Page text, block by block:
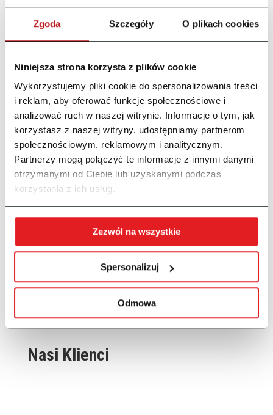
Zgoda Szczegóły O plikach cookies
Niniejsza strona korzysta z plików cookie
Wykorzystujemy pliki cookie do spersonalizowania treści
i reklam, aby oferować funkcje społecznościowe i
analizować ruch w naszej witrynie. Informacje o tym, jak
korzystasz z naszej witryny, udostępniamy partnerom
społecznościowym, reklamowym i analitycznym.
Partnerzy mogą połączyć te informacje z innymi danymi
otrzymanymi od Ciebie lub uzyskanymi podczas
korzystania z ich usług.
Zezwól na wszystkie
Spersonalizuj
Odmowa
Możliwość dołączania skanów, wersji
protokoły w kontroli, plany remontowe, rzuty
$ Książka Obiektu Budowlanego
System umożliwia prowadzenie Książki Obiektu
Budowlanego w formie elektronicznej, z
zachowaniem wszelkich standardów książki
papierowej.
$ Dział Członkowski
Spółdzielni Mieszkaniowej.
Nasi Klienci